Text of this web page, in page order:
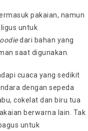
pakaian, namun
untuk
dari bahan yang
saat digunakan.
cuaca yang sedikit
dengan sepeda
cokelat dan biru tua
berwarna lain. Tak
untuk